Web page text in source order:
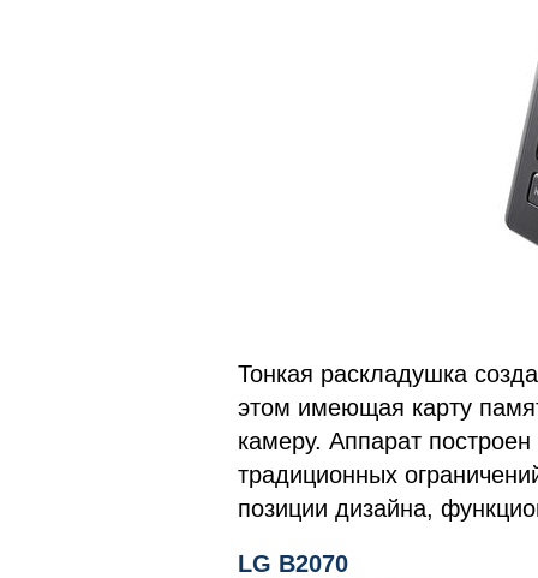
Тонкая раскладушка
этом имеющая карту
камеру. Аппарат
традиционных
позиции дизайна,
LG B2070